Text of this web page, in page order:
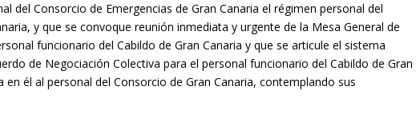
del Consorcio de Emergencias de Gran Canaria el régimen personal del
y que se convoque reunión inmediata y urgente de la Mesa General de
funcionario del Cabildo de Gran Canaria y que se articule el sistema
de Negociación Colectiva para el personal funcionario del Cabildo de Gran
en él al personal del Consorcio de Gran Canaria, contemplando sus